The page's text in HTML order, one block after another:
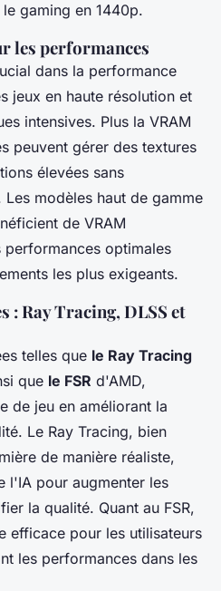
gaming en 1440p.
les performances
dans la performance
jeux en haute résolution et
intensives. Plus la VRAM
peuvent gérer des textures
élevées sans
modèles haut de gamme
de VRAM
performances optimales
les plus exigeants.
: Ray Tracing, DLSS et
telles que le Ray Tracing
que le FSR d'AMD,
de jeu en améliorant la
Le Ray Tracing, bien
de manière réaliste,
l'IA pour augmenter les
la qualité. Quant au FSR,
efficace pour les utilisateurs
les performances dans les